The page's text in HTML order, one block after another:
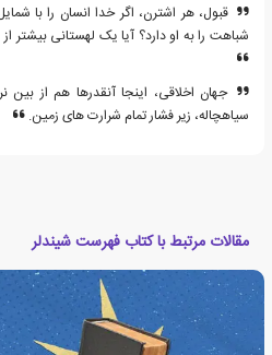
قبول، هر اشترن، اگر خدا انسان را با
شباهت را به او دارد؟ آیا یک لهستانی
جهان اخلاقی، اینجا آنقدرها هم از
سیاهچاله، زیر فشار تمام شرارت های زمین.
مقالات مرتبط با کتاب فهرست شیندلر